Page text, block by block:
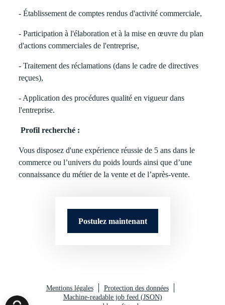
- Établissement de comptes rendus d'activité commerciale,
- Participation à l'élaboration et à la mise en œuvre du plan
d'actions commerciales de l'entreprise,
- Traitement des réclamations (dans le cadre de directives
reçues),
- Application des procédures qualité en vigueur dans
l'entreprise.
Profil recherché :
Vous disposez d'une expérience réussie de 5 ans dans le
commerce ou l’univers du poids lourds ainsi que d’une
connaissance du métier de la vente et de l’après-vente.
Postulez maintenant
Mentions légales
Protection des données
Machine-readable job feed (JSON)